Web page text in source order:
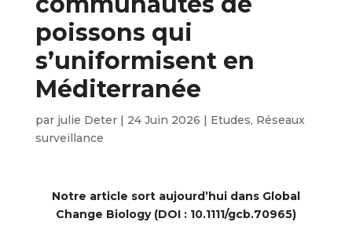
poissons qui
s’uniformisent en
Méditerranée
par julie Deter| 24 Juin 2026 | Etudes, Réseaux
surveillance
Notre article sort aujourd’hui dans Global
Change Biology (DOI : 10.1111/gcb.70965)